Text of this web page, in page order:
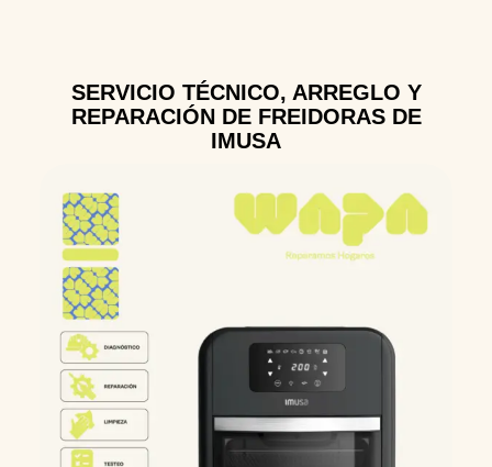
SERVICIO TÉCNICO, ARREGLO Y
REPARACIÓN DE FREIDORAS DE
IMUSA